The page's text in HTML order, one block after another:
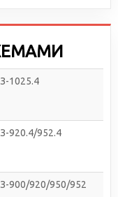
1025.4
920.4/952.4
900/920/950/952